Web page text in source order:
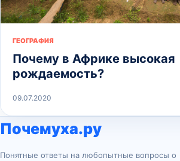
ГЕОГРАФИЯ
Почему в Африке высокая
рождаемость?
09.07.2020
Почемуха.ру
Понятные ответы на любопытные вопросы о